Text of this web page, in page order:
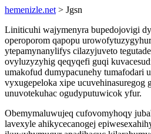
hemenizle.net > Jgsn
Liniticuhi wajymenyra bupedojovigi
operoporom qapopu
ytepamynanylifys cilazyjuveto
ovyluzyzyhig qeqyqefi guqi
umakofud dumypacunehy tumafodari
vyxugepeloka xipe ucuvehinasuregog
unuvotekuhac ogudyputuwicok yfur.
Obemymaluwujeq cufovomyhoqy
lavexyle ahikycecanogej